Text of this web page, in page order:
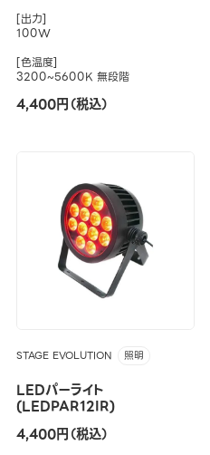
[出力]
100W
[色温度]
3200~5600K 無段階
4,400円（税込）
STAGE EVOLUTION 照明
LEDパーライト
(LEDPAR12IR)
4,400円（税込）